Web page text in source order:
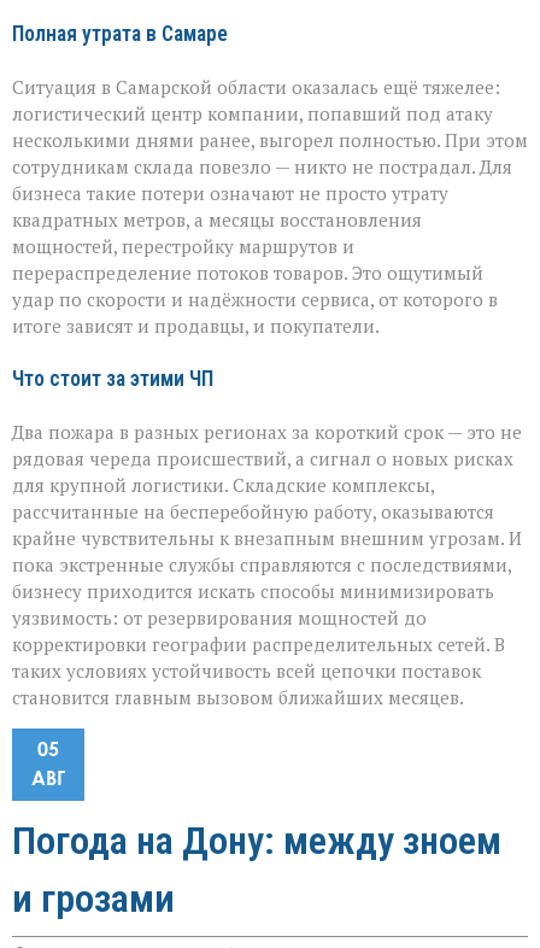
Полная утрата в Самаре
Ситуация в Самарской области оказалась ещё тяжелее:
логистический центр компании, попавший под атаку
несколькими днями ранее, выгорел полностью. При этом
сотрудникам склада повезло — никто не пострадал. Для
бизнеса такие потери означают не просто утрату
квадратных метров, а месяцы восстановления
мощностей, перестройку маршрутов и
перераспределение потоков товаров. Это ощутимый
удар по скорости и надёжности сервиса, от которого в
итоге зависят и продавцы, и покупатели.
Что стоит за этими ЧП
Два пожара в разных регионах за короткий срок — это не
рядовая череда происшествий, а сигнал о новых рисках
для крупной логистики. Складские комплексы,
рассчитанные на бесперебойную работу, оказываются
крайне чувствительны к внезапным внешним угрозам. И
пока экстренные службы справляются с последствиями,
бизнесу приходится искать способы минимизировать
уязвимость: от резервирования мощностей до
корректировки географии распределительных сетей. В
таких условиях устойчивость всей цепочки поставок
становится главным вызовом ближайших месяцев.
05
АВГ
Погода на Дону: между зноем
и грозами